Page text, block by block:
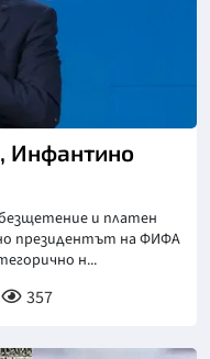
Инфантино
и платен
президентът на ФИФА
н...
357